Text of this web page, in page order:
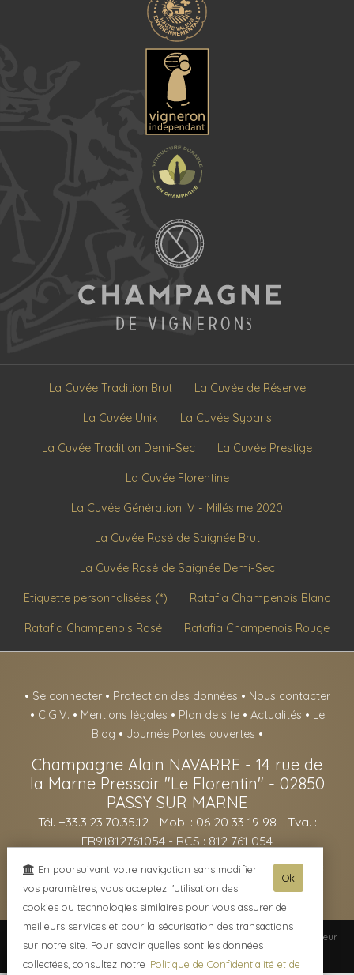
La Cuvée Tradition Brut La Cuvée de Réserve
La Cuvée Unik La Cuvée Sybaris
La Cuvée Tradition Demi-Sec La Cuvée Prestige
La Cuvée Florentine
La Cuvée Génération IV - Millésime 2020
La Cuvée Rosé de Saignée Brut
La Cuvée Rosé de Saignée Demi-Sec
Etiquette personnalisées (*) Ratafia Champenois Blanc
Ratafia Champenois Rosé Ratafia Champenois Rouge
• Se connecter • Protection des données • Nous contacter
• C.G.V. • Mentions légales • Plan de site • Actualités • Le
Blog • Journée Portes ouvertes •
Champagne Alain NAVARRE - 14 rue de
la Marne Pressoir "Le Florentin" - 02850
PASSY SUR MARNE
Tél. +33.3.23.70.35.12 - Mob. : 06 20 33 19 98 - Tva. :
FR91812761054 - RCS : 812 761 054
- L'abus d'alcool est dangereux pour la santé, sachez consommer avec
modération - La vente d'alcool est interdite aux mineurs de -18ans -
Moteur
Ok
En poursuivant votre navigation sans modifier
vos paramètres, vous acceptez l'utilisation des
cookies ou technologies similaires pour vous assurer de
meilleurs services et pour la sécurisation des transactions
sur notre site. Pour savoir quelles sont les données
collectées, consultez notre Politique de Confidentialité et de